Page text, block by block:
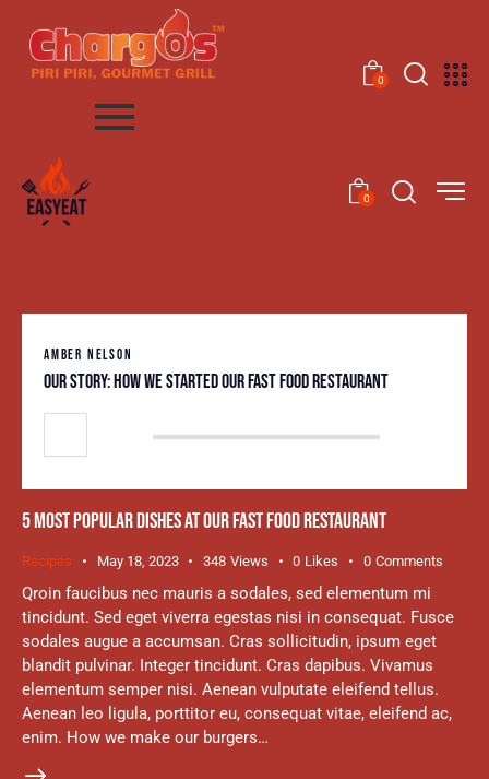
0
0
AMBER NELSON
Our story: how we started our fast food restaurant
Audio
5 MOST POPULAR DISHES AT OUR FAST FOOD RESTAURANT
Recipes May 18, 2023 348 Views 0 Likes 0 Comments
Qroin faucibus nec mauris a sodales, sed elementum mi
tincidunt. Sed eget viverra egestas nisi in consequat. Fusce
sodales augue a accumsan. Cras sollicitudin, ipsum eget
blandit pulvinar. Integer tincidunt. Cras dapibus. Vivamus
elementum semper nisi. Aenean vulputate eleifend tellus.
Aenean leo ligula, porttitor eu, consequat vitae, eleifend ac,
enim. How we make our burgers…